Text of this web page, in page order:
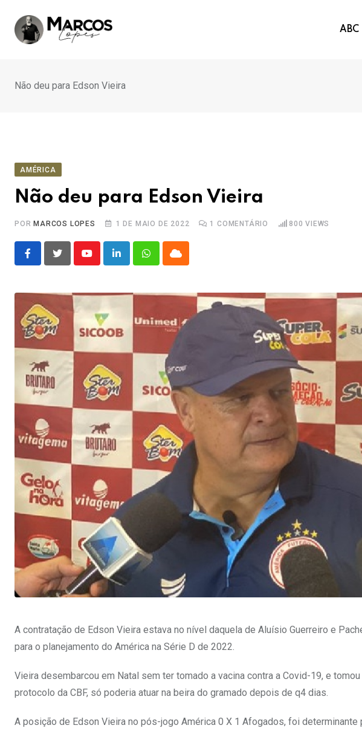
para
ABC
Não deu para Edson Vieira
AMÉRICA
Não deu para Edson Vieira
POR MARCOS LOPES 1 DE MAIO DE 2022 1 COMENTÁRIO 800 VIEWS
YoutubeLinkedInWhatsappCloud
A contratação de Edson Vieira estava no nível daquela de Aluísio Guerreiro e
para o planejamento do América na Série D de 2022.
Vieira desembarcou em Natal sem ter tomado a vacina contra a Covid-19, e
protocolo da CBF, só poderia atuar na beira do gramado depois de q4 dias.
A posição de Edson Vieira no pós-jogo América 0 X 1 Afogados, foi determinante